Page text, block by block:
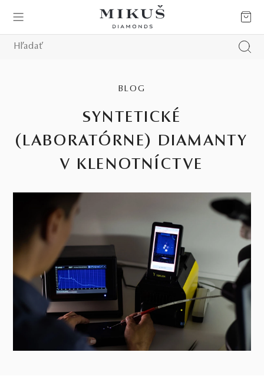
BLOG
SYNTETICKÉ
(LABORATÓRNE) DIAMANTY
V KLENOTNÍCTVE